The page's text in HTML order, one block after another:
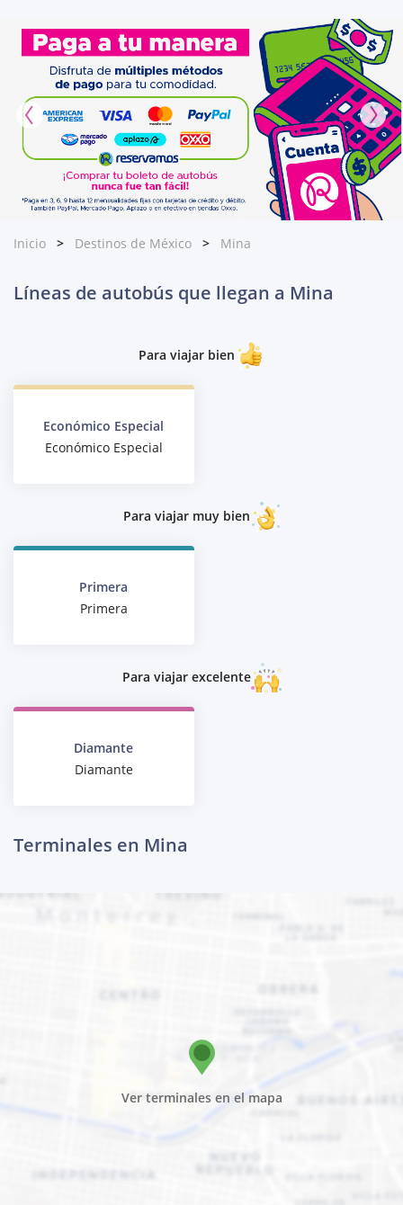
Inicio Destinos de México Mina
Líneas de autobús que llegan a Mina
Para viajar bien
Económico Especial
Económico Especial
Para viajar muy bien
Primera
Primera
Para viajar excelente
Diamante
Diamante
Terminales en Mina
Ver terminales en el mapa